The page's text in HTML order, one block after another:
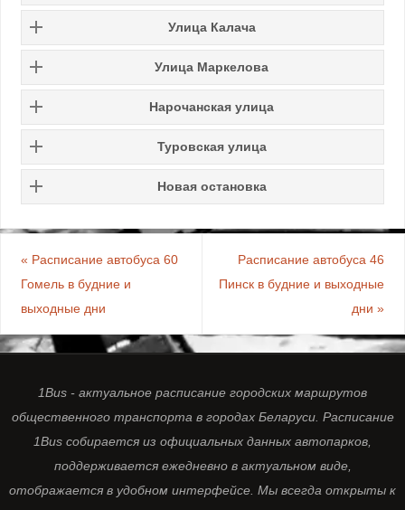
Улица Калача
Улица Маркелова
Нарочанская улица
Туровская улица
Новая остановка
« Расписание автобуса 60
Гомель в будние и
выходные дни
Расписание автобуса 46
Пинск в будние и выходные
дни»
1Bus - актуальное расписание городских маршрутов
общественного транспорта в городах Беларуси. Расписание
1Bus собирается из официальных данных автопарков,
поддерживается ежедневно в актуальном виде,
отображается в удобном интерфейсе. Мы всегда открыты к